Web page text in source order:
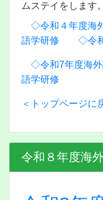
ムステイをします。
◇令和４年度海
語学研修
◇令
◇令和7年度海外
語学研修
＜トップページに
令和８年度海